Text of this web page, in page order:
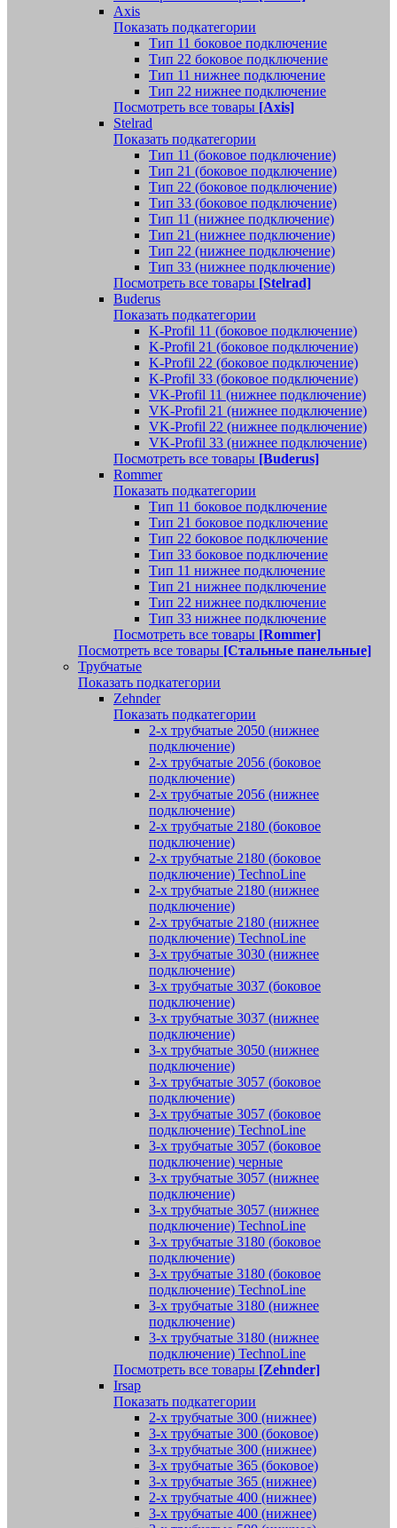
Axis
Показать подкатегории
Тип 11 боковое подключение
Тип 22 боковое подключение
Тип 11 нижнее подключение
Тип 22 нижнее подключение
Посмотреть все товары [Axis]
Stelrad
Показать подкатегории
Tип 11 (боковое подключение)
Тип 21 (боковое подключение)
Тип 22 (боковое подключение)
Тип 33 (боковое подключение)
Тип 11 (нижнее подключение)
Тип 21 (нижнее подключение)
Тип 22 (нижнее подключение)
Тип 33 (нижнее подключение)
Посмотреть все товары [Stelrad]
Buderus
Показать подкатегории
K-Profil 11 (боковое подключение)
K-Profil 21 (боковое подключение)
K-Profil 22 (боковое подключение)
K-Profil 33 (боковое подключение)
VK-Profil 11 (нижнее подключение)
VK-Profil 21 (нижнее подключение)
VK-Profil 22 (нижнее подключение)
VK-Profil 33 (нижнее подключение)
Посмотреть все товары [Buderus]
Rommer
Показать подкатегории
Тип 11 боковое подключение
Тип 21 боковое подключение
Тип 22 боковое подключение
Тип 33 боковое подключение
Тип 11 нижнее подключение
Тип 21 нижнее подключение
Тип 22 нижнее подключение
Тип 33 нижнее подключение
Посмотреть все товары [Rommer]
Посмотреть все товары [Стальные панельные]
Трубчатые
Показать подкатегории
Zehnder
Показать подкатегории
2-х трубчатые 2050 (нижнее
подключение)
2-х трубчатые 2056 (боковое
подключение)
2-х трубчатые 2056 (нижнее
подключение)
2-х трубчатые 2180 (боковое
подключение)
2-х трубчатые 2180 (боковое
подключение) TechnoLine
2-х трубчатые 2180 (нижнее
подключение)
2-х трубчатые 2180 (нижнее
подключение) TechnoLine
3-х трубчатые 3030 (нижнее
подключение)
3-х трубчатые 3037 (боковое
подключение)
3-х трубчатые 3037 (нижнее
подключение)
3-х трубчатые 3050 (нижнее
подключение)
3-х трубчатые 3057 (боковое
подключение)
3-х трубчатые 3057 (боковое
подключение) TechnoLine
3-х трубчатые 3057 (боковое
подключение) черные
3-х трубчатые 3057 (нижнее
подключение)
3-х трубчатые 3057 (нижнее
подключение) TechnoLine
3-х трубчатые 3180 (боковое
подключение)
3-х трубчатые 3180 (боковое
подключение) TechnoLine
3-х трубчатые 3180 (нижнее
подключение)
3-х трубчатые 3180 (нижнее
подключение) TechnoLine
Посмотреть все товары [Zehnder]
Irsap
Показать подкатегории
2-х трубчатые 300 (нижнее)
3-х трубчатые 300 (боковое)
3-х трубчатые 300 (нижнее)
3-х трубчатые 365 (боковое)
3-х трубчатые 365 (нижнее)
2-х трубчатые 400 (нижнее)
3-х трубчатые 400 (нижнее)